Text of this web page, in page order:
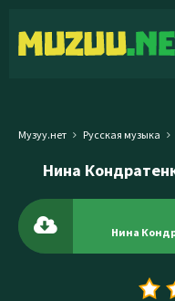
Музуу.нет Русская музыка
Нина
Нина